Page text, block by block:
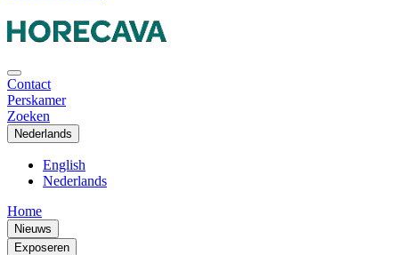
Contact
Perskamer
Zoeken
Nederlands
English
Nederlands
Home
Nieuws
Exposeren